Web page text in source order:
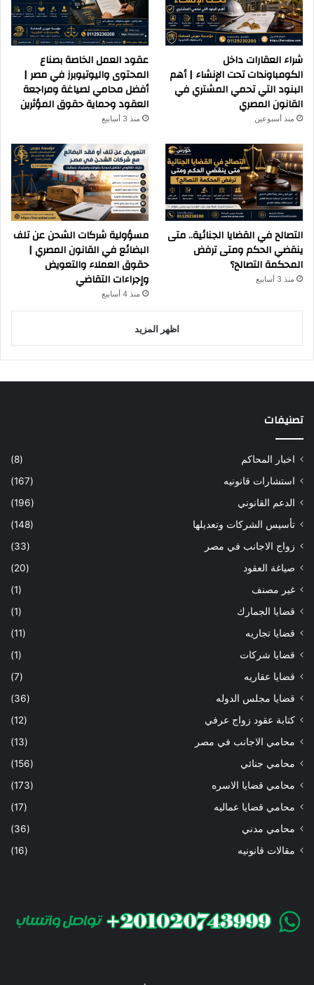
شراء العقارات داخل
الكومباوندات تحت الإنشاء | أهم
البنود التي تحمي المشتري في
القانون المصري
منذ أسبوعين
عقود العمل الخاصة بصناع
المحتوى واليوتيوبرز في مصر |
أفضل محامي لصياغة ومراجعة
العقود وحماية حقوق المؤثرين
منذ 3 أسابيع
التصالح في القضايا الجنائية.. متى
ينقضي الحكم ومتى ترفض
المحكمة التصالح؟
منذ 3 أسابيع
مسؤولية شركات الشحن عن تلف
البضائع في القانون المصري |
حقوق العملاء والتعويض
وإجراءات التقاضي
منذ 4 أسابيع
اظهر المزيد
تصنيفات
اخبار المحاكم
(8)
استشارات قانونيه
(167)
الدعم القانوني
(196)
تأسيس الشركات وتعديلها
(148)
زواج الاجانب في مصر
(33)
صياغة العقود
(20)
غير مصنف
(1)
قضايا الجمارك
(1)
قضايا تجاريه
(11)
قضايا شركات
(1)
قضايا عقاريه
(7)
قضايا مجلس الدوله
(36)
كتابة عقود زواج عرفي
(12)
محامي الاجانب في مصر
(13)
محامي جنائي
(156)
محامي قضايا الاسره
(173)
محامي قضايا عماليه
(17)
محامي مدني
(36)
مقالات قانونيه
(16)